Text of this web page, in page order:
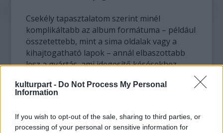
kulturpart - Do Not Process My Personal
Information
If you wish to opt-out of the sale, sharing to third parties, or
processing of your personal or sensitive information for
Csekély tapasztalatom szerint minél
komplikáltabb az album formátuma – például
összetettebb, mint a sima oldalak vagy a
kihajtogatható lapok – annál elbaszottabb
lesz a gyártás, ami idegesítő késésekhez
mértékben a te hozzáértő kezeidbe adom a
munkát, csinálj vele, amit csak akarsz. Kérlek,
szeretnél.